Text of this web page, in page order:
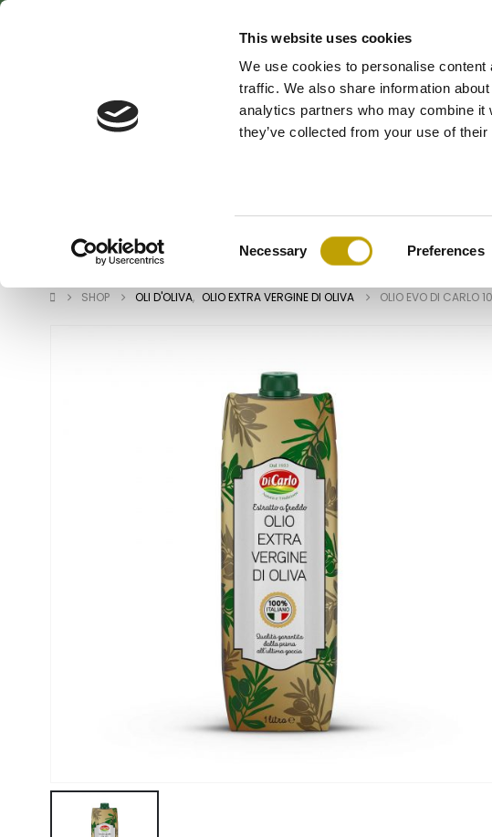
This website uses cookies
We use cookies to personalise
traffic. We also share information
analytics partners who may combine it
they’ve collected from your use of
Necessary Preferences
OLI D’OLIVA CONSERVE BIOLOGICO ALTRE
SHOP OLI D'OLIVA, OLIO EXTRA VERGINE DI OLIVA OLIO EVO DI CARLO